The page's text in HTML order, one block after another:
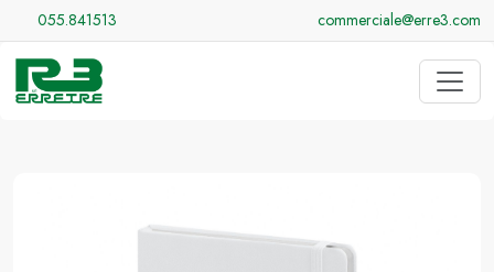
055.841513 commerciale@erre3.com